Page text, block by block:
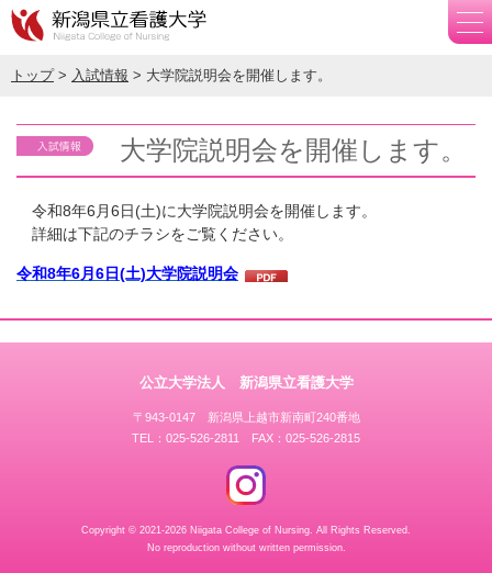
トップ > 入試情報 > 大学院説明会を開催します。
大学院説明会を開催します。
令和8年6月6日(土)に大学院説明会を開催します。
詳細は下記のチラシをご覧ください。
令和8年6月6日(土)大学院説明会
公立大学法人 新潟県立看護大学
〒943-0147 新潟県上越市新南町240番地
TEL：025-526-2811 FAX：025-526-2815
Copyright © 2021-2026 Niigata College of Nursing. All Rights Reserved.
No reproduction without written permission.